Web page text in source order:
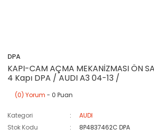
DPA
KAPI-CAM AÇMA MEKANİZMASI ÖN
4 Kapı DPA / AUDI A3 04-13 /
(0) Yorum - 0 Puan
Kategori
AUDI
Stok Kodu
8P4837462C DPA